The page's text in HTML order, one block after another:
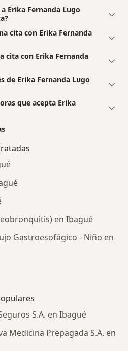
Erika Fernanda Lugo
cita con Erika Fernanda
cita con Erika Fernanda
de Erika Fernanda Lugo
que acepta Erika
en Ibagué
Gastroesofágico - Niño en
S.A. en Ibagué
Medicina Prepagada S.A. en